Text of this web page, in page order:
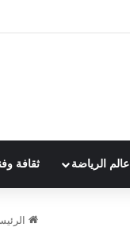
عالم الرياضة ثقافة